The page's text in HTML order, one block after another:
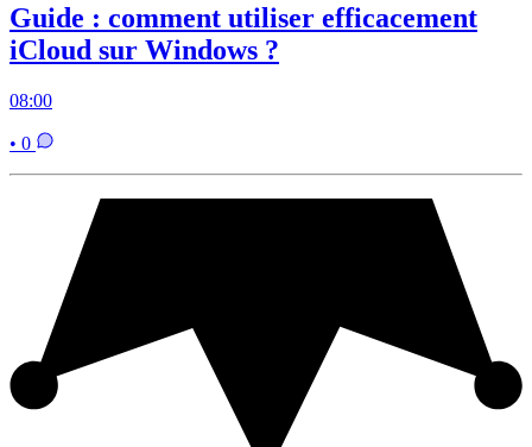
Guide : comment utiliser efficacement
iCloud sur Windows ?
08:00
• 0